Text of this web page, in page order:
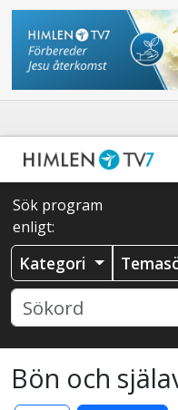
Sök program
enligt:
Kategori
Bön och